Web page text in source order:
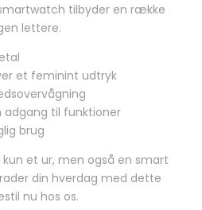
tilbyder en række
lettere.
et feminint udtryk
til funktioner
brug
kun et ur, men også en smart
din hverdag med dette
nu hos os.